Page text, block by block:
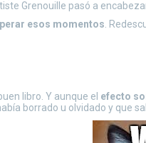
Grenouille pasó a
esos momentos .
libro. Y aunque el efecto
borrado u olvidado y que